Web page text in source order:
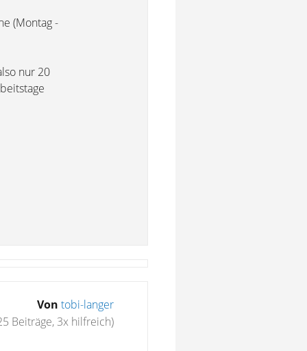
(Montag -
nur 20
Von tobi-langer
Beiträge, 3x hilfreich)